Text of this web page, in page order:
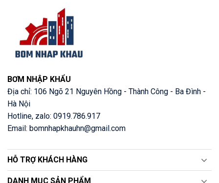
BƠM NHẬP KHẨU
Địa chỉ: 106 Ngõ 21 Nguyên Hồng - Thành Công - Ba Đình -
Hà Nội
Hotline, zalo: 0919.786.917
Email: bomnhapkhauhn@gmail.com
HỖ TRỢ KHÁCH HÀNG
DANH MỤC SẢN PHẨM